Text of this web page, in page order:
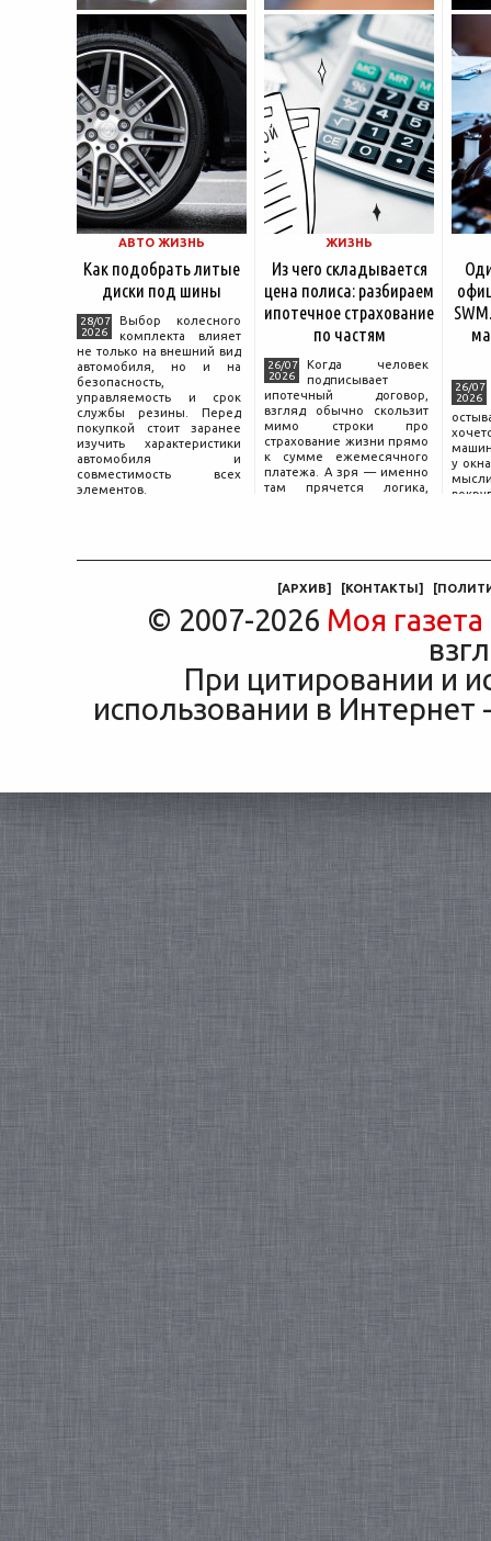
АВТО ЖИЗНЬ
Как подобрать литые
диски под шины
28/07
2026
Выбор колесного
комплекта влияет
не только на внешний вид
автомобиля, но и на
безопасность,
управляемость и срок
службы резины. Перед
покупкой стоит заранее
изучить характеристики
автомобиля и
совместимость всех
элементов.
ЖИЗНЬ
Из чего складывается
цена полиса: разбираем
ипотечное страхование
по частям
26/07
2026
Когда человек
подписывает
ипотечный договор,
взгляд обычно скользит
мимо строки про
страхование жизни прямо
к сумме ежемесячного
платежа. А зря — именно
там прячется логика,
26/07
2026
у
мысли
[АРХИВ] [КОНТАКТЫ] [
© 2007-2026 Моя газета
При цитировании и
использовании в Интернет